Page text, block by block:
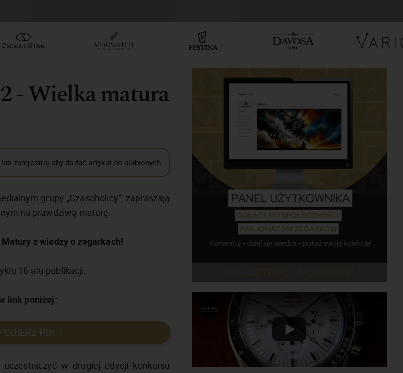
- Wielka matura
zarejestruj aby dodać artykuł do ulubionych
grupy „Czasoholicy”, zapraszają
na prawdziwą maturę.
z wiedzy o zegarkach!
16-stu publikacji.
link poniżej:
PDF !
w drugiej edycji konkursu